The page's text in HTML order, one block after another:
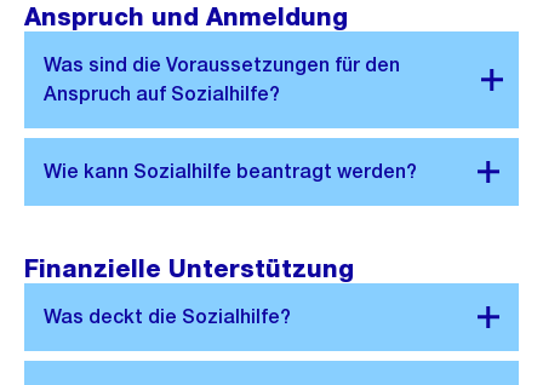
Anspruch und Anmeldung
Finanzielle Unterstützung